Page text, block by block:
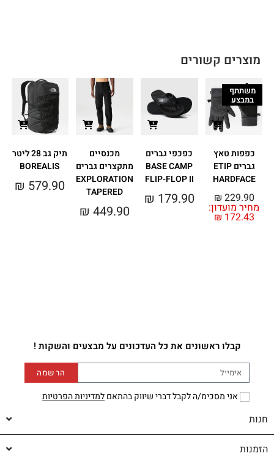
מוצרים קשורים
משתתף
במבצע
כפפות טאץ
גברים ETIP
HARDFACE
מחיר מועדון:
₪ 172.43
₪ 229.90
כפכפי גברים
BASE CAMP
FLIP-FLOP II
₪ 179.90
מכנסיים
מתקצרים גברים
EXPLORATION
TAPERED
₪ 449.90
תיק גב 28 ליטר
BOREALIS
₪ 579.90
קבלו ראשונים את כל העדכונים על מבצעים והשקות !
אני מסכימ/ה לקבל דברי שיווק בהתאםלמדיניות הפרטיות
הרשמה
חנות
הזמנות